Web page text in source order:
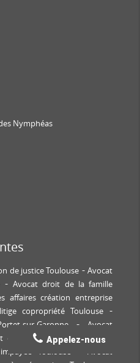
Nymphéas
de justice Toulouse
Avocat
Avocat droit de la famille
affaires création entreprise
copropriété Toulouse
sur-Garonne
Avocat
expulsion Blagnac
Avocat
Toulouse
Avocat
Appelez-nous